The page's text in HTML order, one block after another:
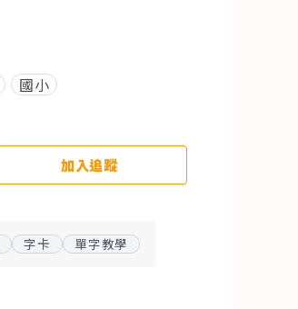
國小
加入追蹤
字卡 單字教學